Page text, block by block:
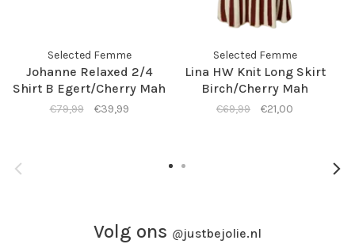
Selected Femme
Johanne Relaxed 2/4
Shirt B Egert/Cherry Mah
€79,99 €39,99
Selected Femme
Lina HW Knit Long Skirt
Birch/Cherry Mah
€69,99 €21,00
Volg ons @justbejolie.nl